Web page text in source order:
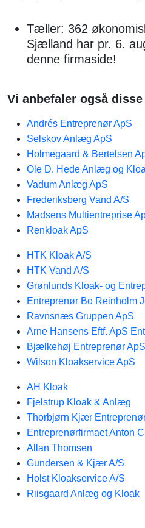
Tæller: 362
Sjælland har pr. 6.
denne firmaside!
Vi anbefaler også
Andrés Entreprenør ApS
Selskov Anlæg ApS
Holmegaard & Bertelsen
Ole D. Hede Anlæg og
Vadum Anlæg ApS
Frederiksberg Vand A/S
Madsens Multientreprise
Renkloak ApS
HTK Kloak A/S
HTK Vand A/S
Grønlunds Kloak- og
Entreprenør Bo Reinholm
Ravnsnæs Gruppen ApS
Arne Hansens Eftf. ApS
Bjælkehøj Entreprenør ApS
Wilson Kloakservice ApS
AH Kloak
Fjelstrup Kloak & Anlæg
Thorbjørn Kjær
Entreprenørfirmaet Anton
Allan Thomsen
Gundersen & Kjær A/S
Holst Kloakservice A/S
Riisgaard Anlæg og Kloak